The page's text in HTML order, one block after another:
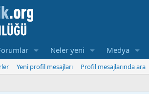
Neler yeni Medya
Yeni profil mesajları
Profil mesajlarında ara